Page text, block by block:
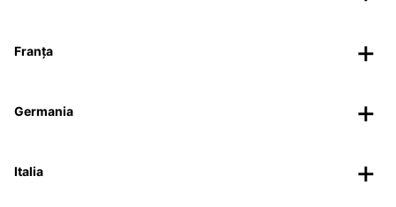
Franța
Germania
Italia